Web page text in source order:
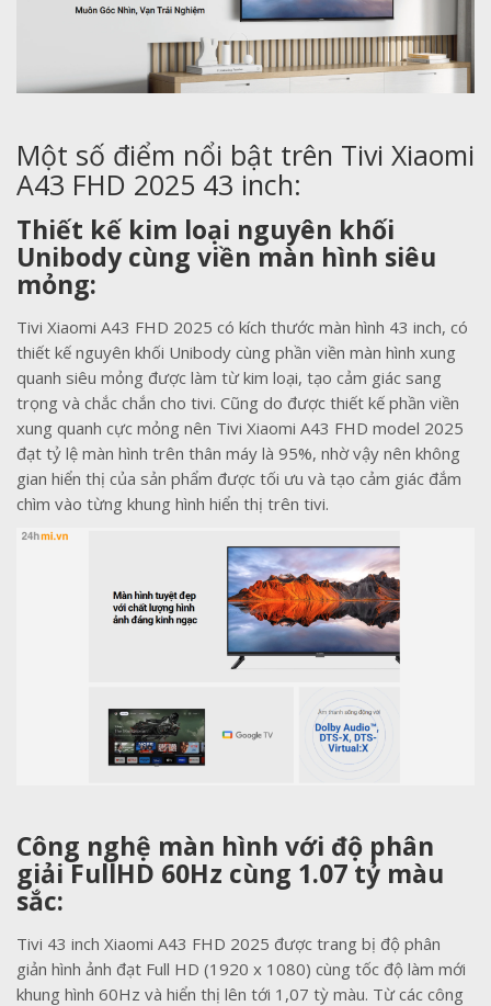
Một số điểm nổi bật trên Tivi Xiaomi
A43 FHD 2025 43 inch:
Thiết kế kim loại nguyên khối
Unibody cùng viền màn hình siêu
mỏng:
Tivi Xiaomi A43 FHD 2025 có kích thước màn hình 43 inch, có
thiết kế nguyên khối Unibody cùng phần viền màn hình xung
quanh siêu mỏng được làm từ kim loại, tạo cảm giác sang
trọng và chắc chắn cho tivi. Cũng do được thiết kế phần viền
xung quanh cực mỏng nên Tivi Xiaomi A43 FHD model 2025
đạt tỷ lệ màn hình trên thân máy là 95%, nhờ vậy nên không
gian hiển thị của sản phẩm được tối ưu và tạo cảm giác đắm
chìm vào từng khung hình hiển thị trên tivi.
Công nghệ màn hình với độ phân
giải FullHD 60Hz cùng 1.07 tỷ màu
sắc:
Tivi 43 inch Xiaomi A43 FHD 2025 được trang bị độ phân
giản hình ảnh đạt Full HD (1920 x 1080) cùng tốc độ làm mới
khung hình 60Hz và hiển thị lên tới 1,07 tỳ màu. Từ các công